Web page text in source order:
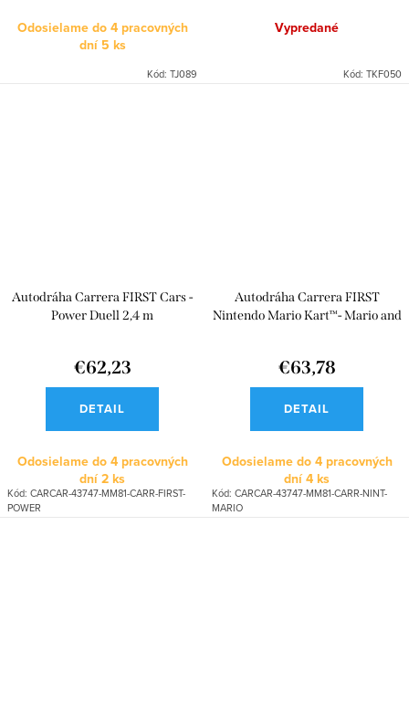
Odosielame do 4 pracovných
dní5 ks
Kód: TJ089
Vypredané
Kód: TKF050
Autodráha Carrera FIRST Cars -
Power Duell 2,4 m
€62,23
DETAIL
Odosielame do 4 pracovných
dní2 ks
Kód: CARCAR-43747-MM81-CARR-FIRST-
POWER
Autodráha Carrera FIRST
Nintendo Mario Kart™- Mario and
€63,78
DETAIL
Odosielame do 4 pracovných
dní4 ks
Kód: CARCAR-43747-MM81-CARR-NINT-
MARIO